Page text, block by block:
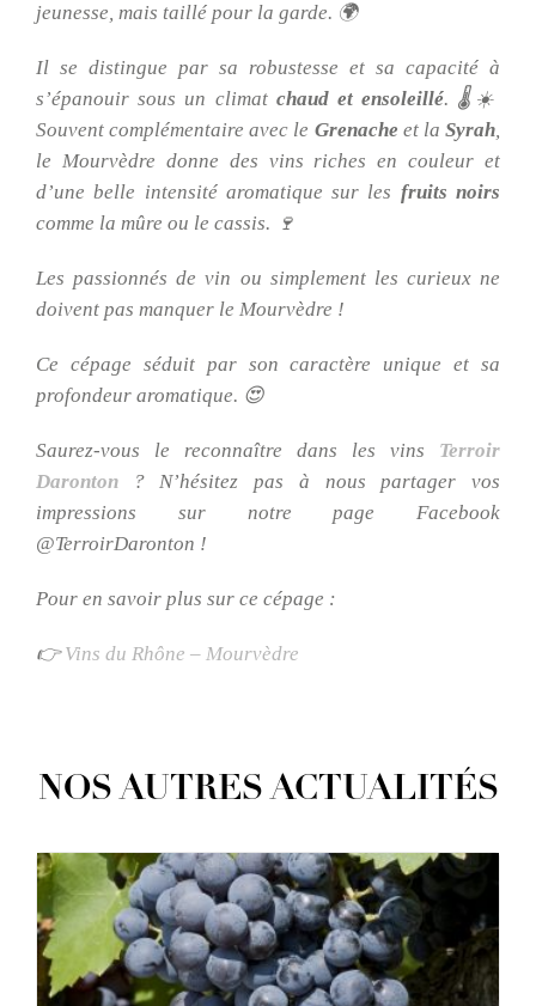
jeunesse, mais taillé pour la garde. 🌍
Il se distingue par sa robustesse et sa capacité à
s’épanouir sous un climat chaud et ensoleillé. 🌡️☀️
Souvent complémentaire avec le Grenache et laSyrah,
le Mourvèdre donne des vins riches en couleur et
d’une belle intensité aromatique sur les fruits noirs
comme la mûre ou le cassis. 🍷
Les passionnés de vin ou simplement les curieux ne
doivent pas manquer le Mourvèdre !
Ce cépage séduit par son caractère unique et sa
profondeur aromatique. 😍
Saurez-vous le reconnaître dans les vins Terroir
Daronton ? N’hésitez pas à nous partager vos
impressions sur notre page Facebook
@TerroirDaronton !
Pour en savoir plus sur ce cépage :
👉Vins du Rhône – Mourvèdre
NOS AUTRES ACTUALITÉS